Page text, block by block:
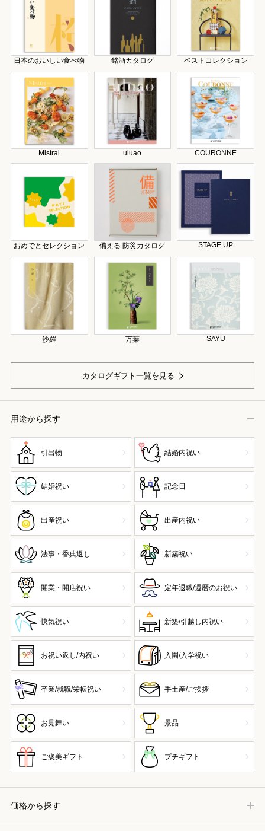
日本のおいしい食べ物 銘酒カタログ ベストコレクション
Mistral uluao COURONNE
おめでとセレクション 備える 防災カタログ STAGE UP
沙羅 万葉 SAYU
カタログギフト一覧を見る
用途から探す
引出物 結婚内祝い
結婚祝い 記念日
出産祝い 出産内祝い
法事・香典返し 新築祝い
開業・開店祝い 定年退職/還暦のお祝い
快気祝い 新築/引越し内祝い
お祝い返し/内祝い 入園/入学祝い
卒業/就職/栄転祝い 手土産/ご挨拶
お見舞い 景品
ご褒美ギフト プチギフト
価格から探す